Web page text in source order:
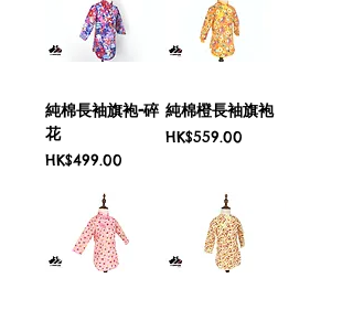
純棉長袖旗袍-碎
花
Price
HK$499.00
純棉橙長袖旗袍
Price
HK$559.00